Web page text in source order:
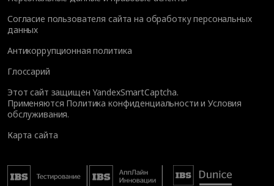
Согласие пользователя сайта на обработку персональных
данных
Антикоррупционная политика
Глоссарий
Этот сайт защищен YandexSmartCaptcha.
Применяются Политика конфиденциальности иУсловия
обслуживания.
Карта сайта